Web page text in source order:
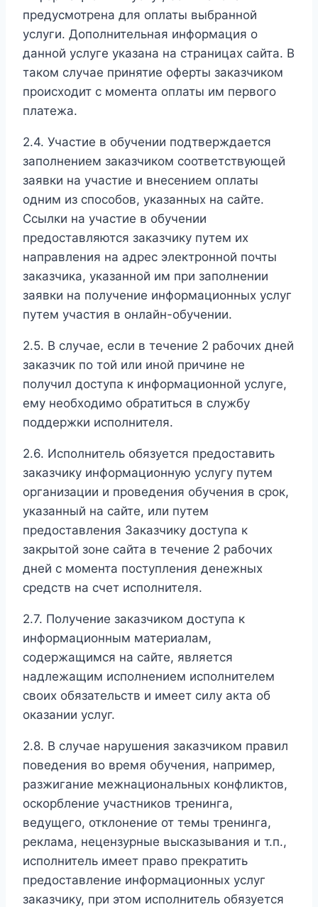
предусмотрена для оплаты выбранной
услуги. Дополнительная информация о
данной услуге указана на страницах сайта. В
таком случае принятие оферты заказчиком
происходит с момента оплаты им первого
платежа.
2.4. Участие в обучении подтверждается
заполнением заказчиком соответствующей
заявки на участие и внесением оплаты
одним из способов, указанных на сайте.
Ссылки на участие в обучении
предоставляются заказчику путем их
направления на адрес электронной почты
заказчика, указанной им при заполнении
заявки на получение информационных услуг
путем участия в онлайн-обучении.
2.5. В случае, если в течение 2 рабочих дней
заказчик по той или иной причине не
получил доступа к информационной услуге,
ему необходимо обратиться в службу
поддержки исполнителя.
2.6. Исполнитель обязуется предоставить
заказчику информационную услугу путем
организации и проведения обучения в срок,
указанный на сайте, или путем
предоставления Заказчику доступа к
закрытой зоне сайта в течение 2 рабочих
дней с момента поступления денежных
средств на счет исполнителя.
2.7. Получение заказчиком доступа к
информационным материалам,
содержащимся на сайте, является
надлежащим исполнением исполнителем
своих обязательств и имеет силу акта об
оказании услуг.
2.8. В случае нарушения заказчиком правил
поведения во время обучения, например,
разжигание межнациональных конфликтов,
оскорбление участников тренинга,
ведущего, отклонение от темы тренинга,
реклама, нецензурные высказывания и т.п.,
исполнитель имеет право прекратить
предоставление информационных услуг
заказчику, при этом исполнитель обязуется